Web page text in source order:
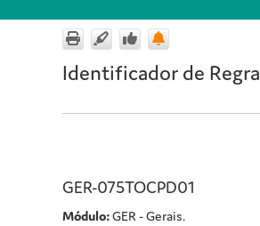
Identificador de Regra
GER-075TOCPD01
Módulo:GER - Gerais.